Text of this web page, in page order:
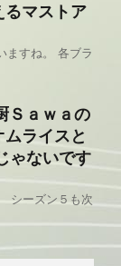
るマストア
ますね。 各ブラ
Ｓａｗａの
ライスと
ゃないです
シーズン５も次